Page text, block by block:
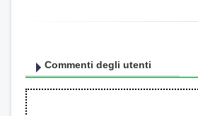
Commenti degli utenti